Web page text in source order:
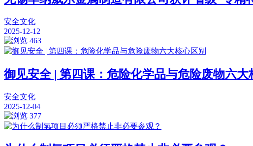
安全文化
2025-12-12
463
御见安全 | 第四课：危险化学品与危险废物六大
安全文化
2025-12-04
377